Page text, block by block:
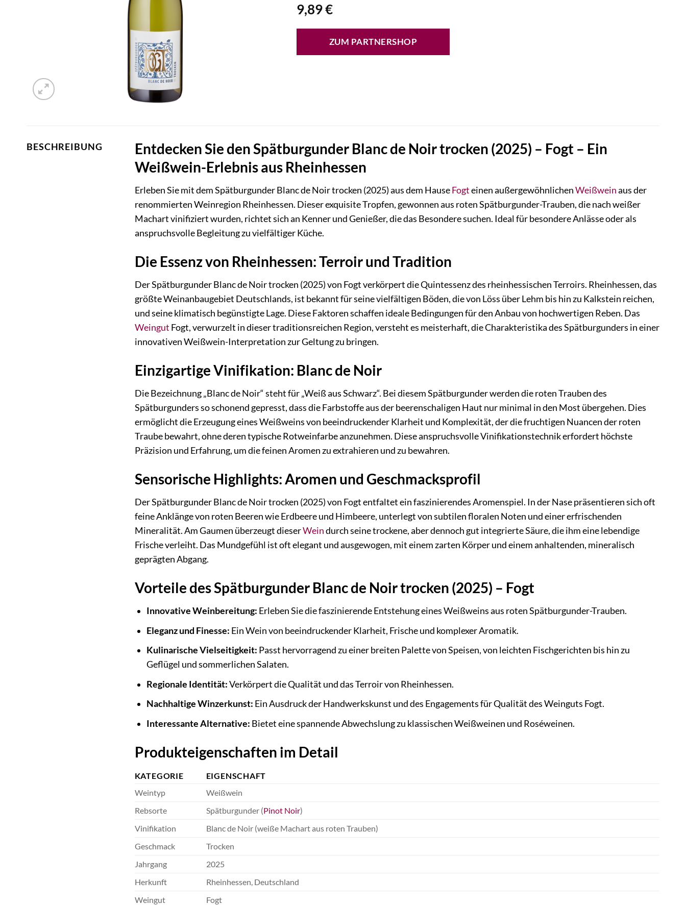
9,89€
ZUM PARTNERSHOP
BESCHREIBUNG
Entdecken Sie den Spätburgunder Blanc de Noir trocken (2025) – Fogt – Ein
Weißwein-Erlebnis aus Rheinhessen
Erleben Sie mit dem Spätburgunder Blanc de Noir trocken (2025) aus dem HauseFogteinen außergewöhnlichenWeißweinaus der
renommierten Weinregion Rheinhessen. Dieser exquisite Tropfen, gewonnen aus roten Spätburgunder-Trauben, die nach weißer
Machart vinifiziert wurden, richtet sich an Kenner und Genießer, die das Besondere suchen. Ideal für besondere Anlässe oder als
anspruchsvolle Begleitung zu vielfältiger Küche.
Die Essenz von Rheinhessen: Terroir und Tradition
Der Spätburgunder Blanc de Noir trocken (2025) von Fogt verkörpert die Quintessenz des rheinhessischen Terroirs. Rheinhessen, das
größte Weinanbaugebiet Deutschlands, ist bekannt für seine vielfältigen Böden, die von Löss über Lehm bis hin zu Kalkstein reichen,
und seine klimatisch begünstigte Lage. Diese Faktoren schaffen ideale Bedingungen für den Anbau von hochwertigen Reben. Das
Weingut Fogt, verwurzelt in dieser traditionsreichen Region, versteht es meisterhaft, die Charakteristika des Spätburgunders in einer
innovativen Weißwein-Interpretation zur Geltung zu bringen.
Einzigartige Vinifikation: Blanc de Noir
Die Bezeichnung „Blanc de Noir“ steht für „Weiß aus Schwarz“. Bei diesem Spätburgunder werden die roten Trauben des
Spätburgunders so schonend gepresst, dass die Farbstoffe aus der beerenschaligen Haut nur minimal in den Most übergehen. Dies
ermöglicht die Erzeugung eines Weißweins von beeindruckender Klarheit und Komplexität, der die fruchtigen Nuancen der roten
Traube bewahrt, ohne deren typische Rotweinfarbe anzunehmen. Diese anspruchsvolle Vinifikationstechnik erfordert höchste
Präzision und Erfahrung, um die feinen Aromen zu extrahieren und zu bewahren.
Sensorische Highlights: Aromen und Geschmacksprofil
Der Spätburgunder Blanc de Noir trocken (2025) von Fogt entfaltet ein faszinierendes Aromenspiel. In der Nase präsentieren sich oft
feine Anklänge von roten Beeren wie Erdbeere und Himbeere, unterlegt von subtilen floralen Noten und einer erfrischenden
Mineralität. Am Gaumen überzeugt dieserWeindurch seine trockene, aber dennoch gut integrierte Säure, die ihm eine lebendige
Frische verleiht. Das Mundgefühl ist oft elegant und ausgewogen, mit einem zarten Körper und einem anhaltenden, mineralisch
geprägten Abgang.
Vorteile des Spätburgunder Blanc de Noir trocken (2025) – Fogt
Innovative Weinbereitung: Erleben Sie die faszinierende Entstehung eines Weißweins aus roten Spätburgunder-Trauben.
Eleganz und Finesse: Ein Wein von beeindruckender Klarheit, Frische und komplexer Aromatik.
Kulinarische Vielseitigkeit: Passt hervorragend zu einer breiten Palette von Speisen, von leichten Fischgerichten bis hin zu
Geflügel und sommerlichen Salaten.
Regionale Identität:Verkörpert die Qualität und das Terroir von Rheinhessen.
Nachhaltige Winzerkunst: Ein Ausdruck der Handwerkskunst und des Engagements für Qualität des Weinguts Fogt.
Interessante Alternative: Bietet eine spannende Abwechslung zu klassischen Weißweinen und Roséweinen.
Produkteigenschaften im Detail
KATEGORIE
EIGENSCHAFT
Weintyp
Weißwein
Rebsorte
Spätburgunder (Pinot Noir)
Vinifikation
Blanc de Noir (weiße Machart aus roten Trauben)
Geschmack
Trocken
Jahrgang
2025
Herkunft
Rheinhessen, Deutschland
Weingut
Fogt